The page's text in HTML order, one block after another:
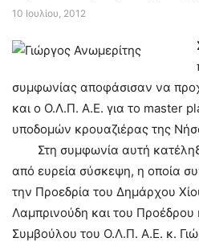
10 Ιουλίου, 2012
συμφωνίας αποφάσισαν να
και ο Ο.Λ.Π. Α.Ε. για το master
υποδομών κρουαζιέρας της
Στη συμφωνία αυτή
από ευρεία σύσκεψη, η οποία
την Προεδρία του Δημάρχου
Λαμπρινούδη και του Προέδρου
Συμβούλου του Ο.Λ.Π. Α.Ε. κ.